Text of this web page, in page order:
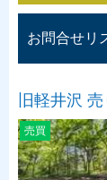
お問合せリ
旧軽井沢
売買